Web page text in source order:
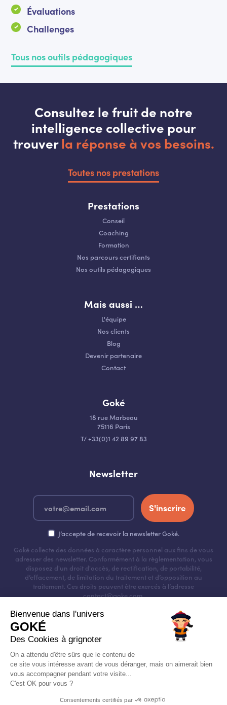
Évaluations
Challenges
Tous nos outils pédagogiques
Consultez le fruit de notre
intelligence collective pour
trouverla réponse à vos besoins.
Toutes nos prestations
Prestations
Conseil
Coaching
Formation
Nos parcours certifiants
Nos outils pédagogiques
Mais aussi …
L'équipe
Nos clients
Blog
Devenir partenaire
Contact
Goké
18 rue Marbeau
75116 Paris
T/+33(0)1 42 89 97 83
Newsletter
S'inscrire
J’accepte de recevoir la newsletter Goké.
Goké collecte des données à caractère personnel aux fins de vous
adresser des newsletter. Conformément à la règlementation, vous
disposez d'un droit d'accès, de rectification, de portabilité,
d’effacement, de limitation du traitement et d’opposition au
traitement. Ces droits peuvent être exercés à l’adresse
contact@goke.com.
©2026 Goke - Mentions Légales Politique RGPD Préférences Cookies
Bienvenue dans l'univers
GOKÉ
Des Cookies à grignoter
On a attendu d'être sûrs que le contenu de
ce site vous intéresse avant de vous déranger, mais on aimerait bien
vous accompagner pendant votre visite...
C'est OK pour vous ?
Consentements certifiés par